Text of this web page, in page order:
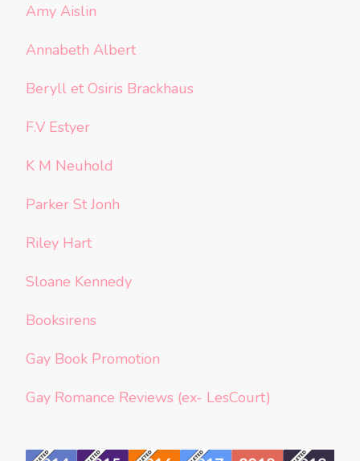
Amy Aislin
Annabeth Albert
Beryll et Osiris Brackhaus
F.V Estyer
K M Neuhold
Parker St Jonh
Riley Hart
Sloane Kennedy
Booksirens
Gay Book Promotion
Gay Romance Reviews (ex- LesCourt)